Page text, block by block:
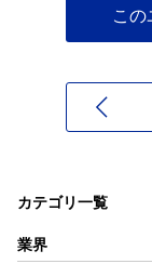
この
カテゴリ一覧
業界